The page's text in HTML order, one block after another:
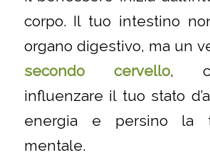
corpo. Il tuo intestino
organo digestivo, ma un
secondo cervello,
influenzare il tuo stato
energia e persino la
mentale.